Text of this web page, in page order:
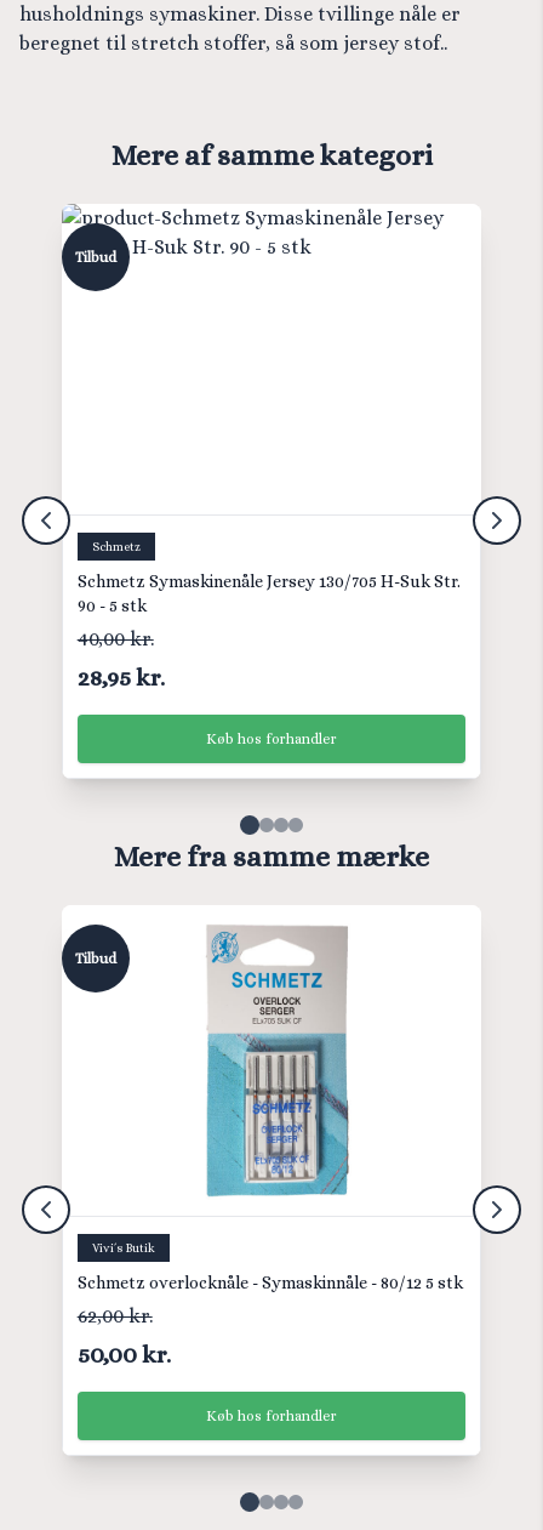
husholdnings symaskiner. Disse tvillinge nåle er
beregnet til stretch stoffer, så som jersey stof..
Mere af samme kategori
Tilbud
Schmetz
Schmetz Symaskinenåle Jersey 130/705 H-Suk Str.
90 - 5 stk
40,00 kr.
28,95 kr.
Køb hos forhandler
Mere fra samme mærke
Tilbud
Vivi´s Butik
Schmetz overlocknåle - Symaskinnåle - 80/12 5 stk
62,00 kr.
50,00 kr.
Køb hos forhandler